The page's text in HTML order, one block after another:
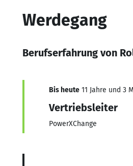
Werdegang
Berufserfahrung von
Bis heute 11 Jahre und 3
Vertriebsleiter
PowerXChange